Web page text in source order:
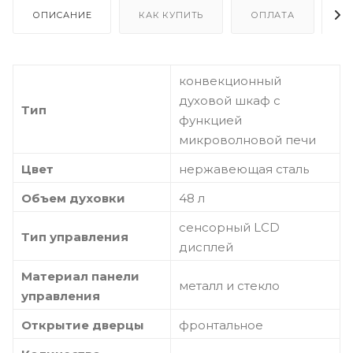
ОПИСАНИЕ КАК КУПИТЬ ОПЛАТА
Тип
конвекционный
духовой шкаф c
функцией
микроволновой печи
Цвет
нержавеющая сталь
Объем духовки
48 л
Тип управления
сенсорный LCD
дисплей
Материал панели
управления
металл и стекло
Открытие дверцы
фронтальное